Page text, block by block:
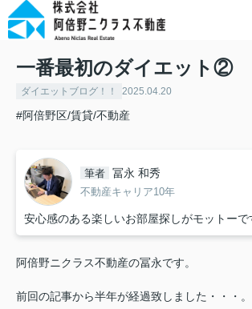
一番最初のダイエット②
ダイエットブログ！！ 2025.04.20
#阿倍野区/賃貸/不動産
筆者 冨永 和秀
不動産キャリア10年
安心感のある楽しいお部屋探しがモットーで
阿倍野ニクラス不動産の冨永です。
前回の記事から半年が経過致しました・・・。